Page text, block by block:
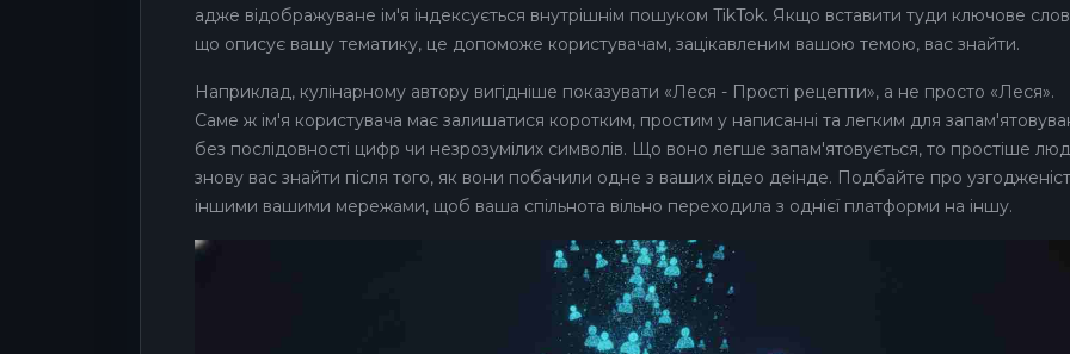
адже відображуване ім'я індексується внутрішнім пошуком TikTok. Якщо вставити туди ключове
що описує вашу тематику, це допоможе користувачам, зацікавленим вашою темою, вас знайти.
Наприклад, кулінарному автору вигідніше показувати «Леся - Прості рецепти», а не просто «Леся».
Саме ж ім'я користувача має залишатися коротким, простим у написанні та легким для
без послідовності цифр чи незрозумілих символів. Що воно легше запам'ятовується, то простіше
знову вас знайти після того, як вони побачили одне з ваших відео деінде. Подбайте про
іншими вашими мережами, щоб ваша спільнота вільно переходила з однієї платформи на іншу.